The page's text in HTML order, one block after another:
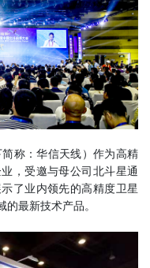
称：华信天线）作为高精
，受邀与母公司北斗星通
了业内领先的高精度卫星
最新技术产品。